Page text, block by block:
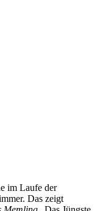
im Laufe der
Das zeigt